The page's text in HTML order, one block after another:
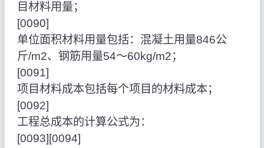
目材料用量；
[0090]
单位面积材料用量包括：混凝土用量846公
斤/m2、钢筋用量54～60kg/m2；
[0091]
项目材料成本包括每个项目的材料成本；
[0092]
工程总成本的计算公式为：
[0093][0094]